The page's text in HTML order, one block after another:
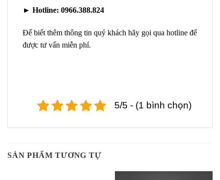
► Hotline: 0966.388.824
Để biết thêm thông tin quý khách hãy gọi qua hotline để
được tư vấn miễn phí.
5/5 - (1 bình chọn)
SẢN PHẨM TƯƠNG TỰ